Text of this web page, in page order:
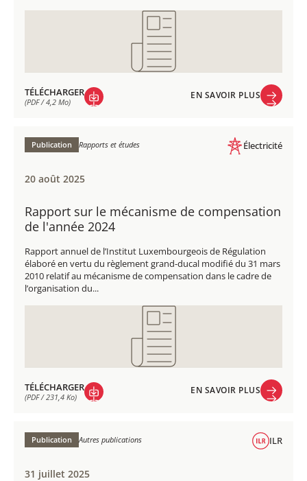
TÉLÉCHARGER
(PDF / 4,2 Mo)
(PDF / 4,2 Mo)
EN SAVOIR PLUS
Publication Rapports et études Électricité
20 août 2025
Rapport sur le mécanisme de compensation
de l'année 2024
Rapport annuel de l’Institut Luxembourgeois de Régulation
élaboré en vertu du règlement grand-ducal modifié du 31 mars
2010 relatif au mécanisme de compensation dans le cadre de
l’organisation du...
TÉLÉCHARGER
(PDF / 231,4 Ko)
(PDF / 231,4 Ko)
EN SAVOIR PLUS
Publication Autres publications ILR
31 juillet 2025